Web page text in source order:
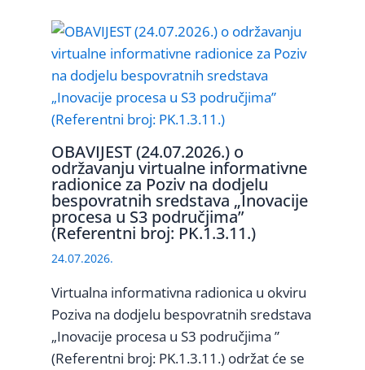
OBAVIJEST (24.07.2026.) o
održavanju virtualne informativne
radionice za Poziv na dodjelu
bespovratnih sredstava „Inovacije
procesa u S3 područjima”
(Referentni broj: PK.1.3.11.)
24.07.2026.
Virtualna informativna radionica u okviru
Poziva na dodjelu bespovratnih sredstava
„Inovacije procesa u S3 područjima ”
(Referentni broj: PK.1.3.11.) održat će se